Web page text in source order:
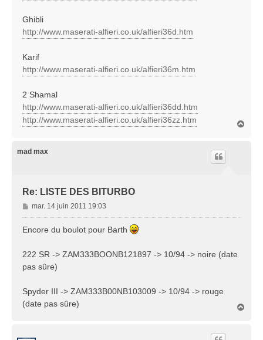
Ghibli
http://www.maserati-alfieri.co.uk/alfieri36d.htm
Karif
http://www.maserati-alfieri.co.uk/alfieri36m.htm
2 Shamal
http://www.maserati-alfieri.co.uk/alfieri36dd.htm
http://www.maserati-alfieri.co.uk/alfieri36zz.htm
mad max
Re: LISTE DES BITURBO
M
e
s
g
e
mar. 14 juin 2011 19:03
Encore du boulot pour Barth
222 SR -> ZAM333BOONB121897 -> 10/94 -> noire (date
pas sûre)
Spyder III -> ZAM333B00NB103009 -> 10/94 -> rouge
(date pas sûre)